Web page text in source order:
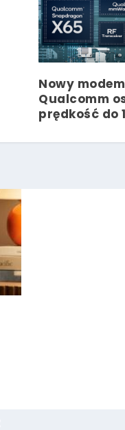
Nowy modem
Qualcomm
prędkość do